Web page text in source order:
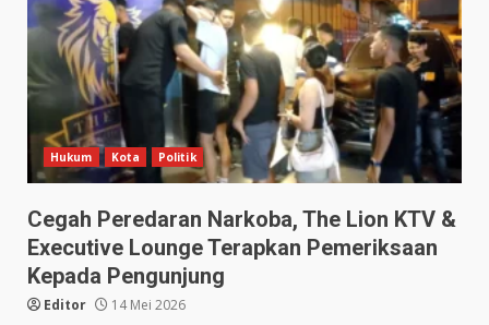
Hukum Kota Politik
Cegah Peredaran Narkoba, The Lion KTV &
Executive Lounge Terapkan Pemeriksaan
Kepada Pengunjung
Editor 14 Mei 2026